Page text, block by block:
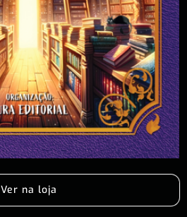
Ver na loja